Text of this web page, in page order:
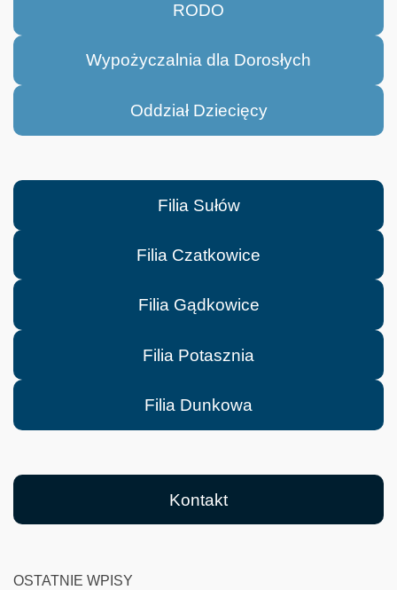
RODO
Wypożyczalnia dla Dorosłych
Oddział Dziecięcy
Filia Sułów
Filia Czatkowice
Filia Gądkowice
Filia Potasznia
Filia Dunkowa
Kontakt
OSTATNIE WPISY